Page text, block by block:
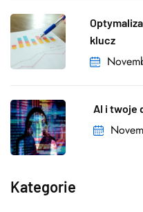
klucz
AI i twoje
Kategorie